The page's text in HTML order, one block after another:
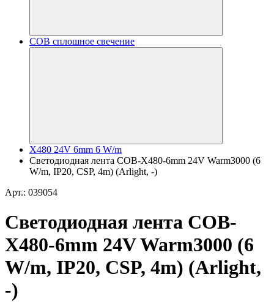
COB сплошное свечение
X480 24V 6mm 6 W/m
Светодиодная лента COB-X480-6mm 24V Warm3000 (6
W/m, IP20, CSP, 4m) (Arlight, -)
Арт.: 039054
Светодиодная лента COB-
X480-6mm 24V Warm3000 (6
W/m, IP20, CSP, 4m) (Arlight,
-)